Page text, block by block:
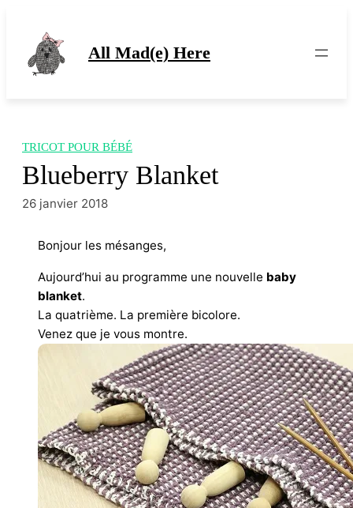
contenu
All Mad(e) Here
TRICOT POUR BÉBÉ
Blueberry Blanket
26 janvier 2018
Bonjour les mésanges,
Aujourd’hui au programme une nouvelle baby
blanket.
La quatrième. La première bicolore.
Venez que je vous montre.